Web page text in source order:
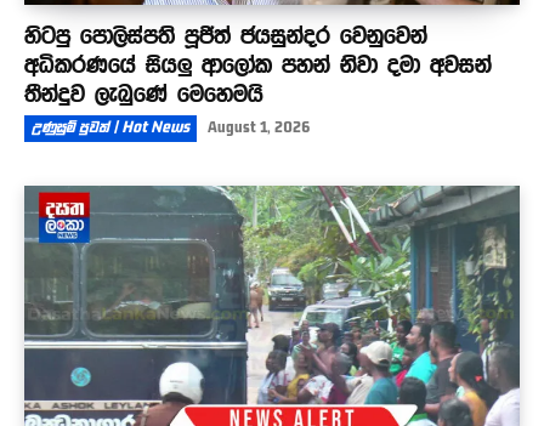
හිටපු පොලිස්පති පූජිත් ජයසුන්දර වෙනුවෙන්
අධිකරණයේ සියලු ආලෝක පහන් නිවා දමා අවසන්
තීන්දුව ලැබුණේ මෙහෙමයි
උණුසුම් පුවත් | Hot News August 1, 2026